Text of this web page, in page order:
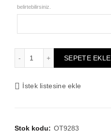
belirtebilirsiniz.
SEPETE EKLE
İstek listesine ekle
Stok kodu: OT9283